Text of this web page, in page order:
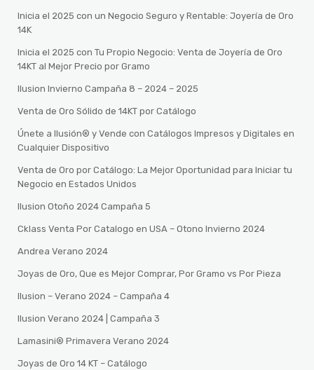
Inicia el 2025 con un Negocio Seguro y Rentable: Joyería de Oro
14K
Inicia el 2025 con Tu Propio Negocio: Venta de Joyería de Oro
14KT al Mejor Precio por Gramo
Ilusion Invierno Campaña 8 – 2024 – 2025
Venta de Oro Sólido de 14KT por Catálogo
Únete a Ilusión® y Vende con Catálogos Impresos y Digitales en
Cualquier Dispositivo
Venta de Oro por Catálogo: La Mejor Oportunidad para Iniciar tu
Negocio en Estados Unidos
Ilusion Otoño 2024 Campaña 5
Cklass Venta Por Catalogo en USA – Otono Invierno 2024
Andrea Verano 2024
Joyas de Oro, Que es Mejor Comprar, Por Gramo vs Por Pieza
Ilusion – Verano 2024 – Campaña 4
Ilusion Verano 2024 | Campaña 3
Lamasini®️ Primavera Verano 2024
Joyas de Oro 14 KT – Catálogo